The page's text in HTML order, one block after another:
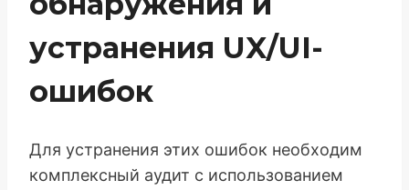
устранения UX/UI-
ошибок
Для устранения этих ошибок необходим
комплексный аудит с использованием